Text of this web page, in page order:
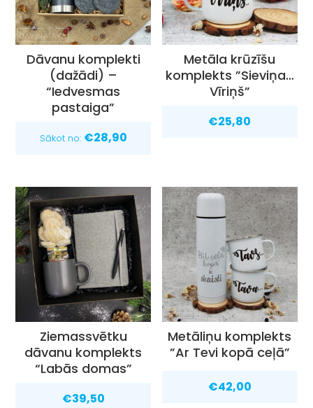
Dāvanu komplekti
(dažādi) –
“Iedvesmas
pastaiga”
Sākot no: €28,90
Metāla krūzīšu
komplekts ”Sieviņa…
Vīriņš”
€25,80
Ziemassvētku
dāvanu komplekts
“Labās domas”
€39,50
Metāliņu komplekts
”Ar Tevi kopā ceļā”
€42,00